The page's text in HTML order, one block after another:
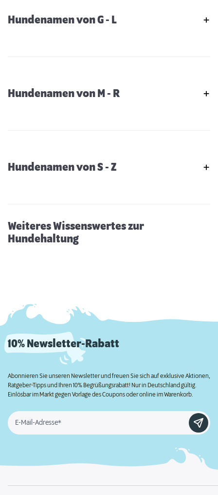
Hundenamen von G - L
Hundenamen von M - R
Hundenamen von S - Z
Weiteres Wissenswertes zur
Hundehaltung
10% Newsletter-Rabatt
Abonnieren Sie unseren Newsletter und freuen Sie sich auf exklusive Aktionen,
Ratgeber-Tipps und Ihren 10% Begrüßungsrabatt! Nur in Deutschland gültig.
Einlösbar im Markt gegen Vorlage des Coupons oder online im Warenkorb.
E-Mail-Adresse*